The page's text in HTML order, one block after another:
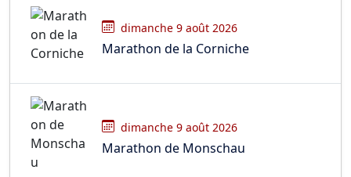
dimanche 9 août 2026
Marathon de la Corniche
dimanche 9 août 2026
Marathon de Monschau